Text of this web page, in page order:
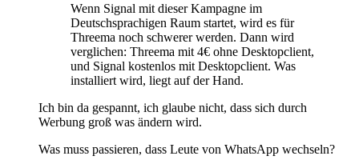
Wenn Signal mit dieser Kampagne im
Deutschsprachigen Raum startet, wird es für
Threema noch schwerer werden. Dann wird
verglichen: Threema mit 4€ ohne Desktopclient,
und Signal kostenlos mit Desktopclient. Was
installiert wird, liegt auf der Hand.
Ich bin da gespannt, ich glaube nicht, dass sich durch
Werbung groß was ändern wird.
Was muss passieren, dass Leute von WhatsApp wechseln?